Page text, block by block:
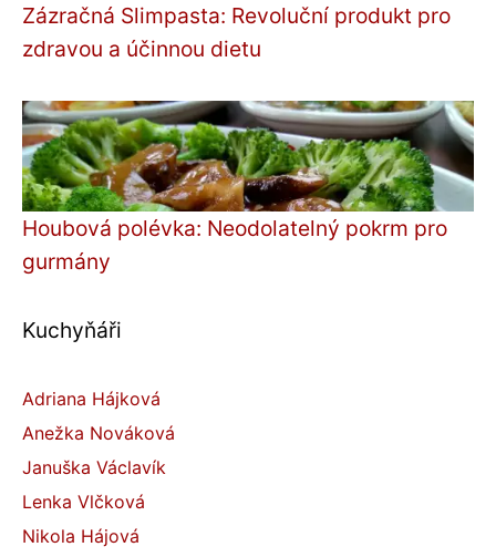
Zázračná Slimpasta: Revoluční produkt pro
zdravou a účinnou dietu
Houbová polévka: Neodolatelný pokrm pro
gurmány
Kuchyňáři
Adriana Hájková
Anežka Nováková
Januška Václavík
Lenka Vlčková
Nikola Hájová